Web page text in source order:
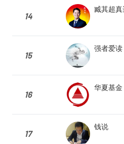
14
臧其超真
15
强者爱读
16
华夏基金
17
钱说